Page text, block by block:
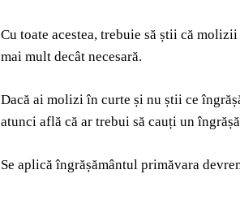
Cu toate acestea, trebuie să știi că
mai mult decât necesară.
Dacă ai molizi în curte și nu știi ce
atunci află că ar trebui să cauți un
Se aplică îngrășământul primăvara